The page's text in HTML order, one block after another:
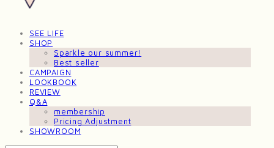
SEE LIFE
SHOP
Sparkle our summer!
Best seller
CAMPAIGN
LOOKBOOK
REVIEW
Q&A
membership
Pricing Adjustment
SHOWROOM